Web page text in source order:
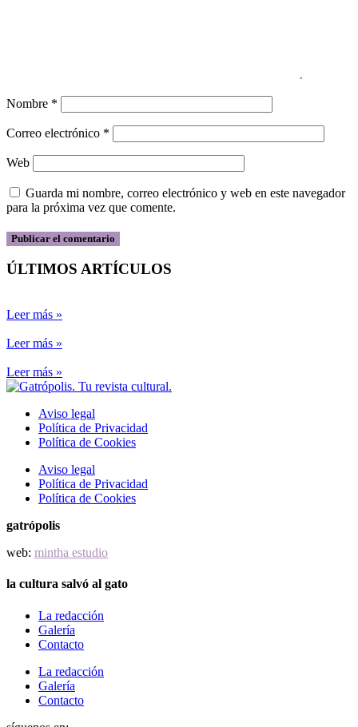
Nombre *
Correo electrónico *
Web
Guarda mi nombre, correo electrónico y web en este navegador
para la próxima vez que comente.
ÚLTIMOS ARTÍCULOS
Leer más »
Leer más »
Leer más »
Aviso legal
Política de Privacidad
Política de Cookies
Aviso legal
Política de Privacidad
Política de Cookies
gatrópolis
web: mintha estudio
la cultura salvó al gato
La redacción
Galería
Contacto
La redacción
Galería
Contacto